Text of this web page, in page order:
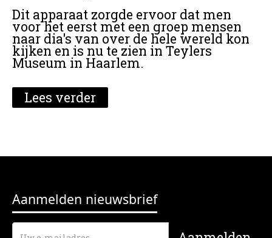
Dit apparaat zorgde ervoor dat men
voor het eerst met een groep mensen
naar dia's van over de hele wereld kon
kijken en is nu te zien in Teylers
Museum in Haarlem.
Lees verder
Aanmelden nieuwsbrief